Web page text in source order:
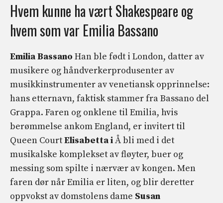
Hvem kunne ha vært Shakespeare og
hvem som var Emilia Bassano
Emilia Bassano Han ble født i London, datter av
musikere og håndverkerprodusenter av
musikkinstrumenter av venetiansk opprinnelse:
hans etternavn, faktisk stammer fra Bassano del
Grappa. Faren og onklene til Emilia, hvis
berømmelse ankom England, er invitert til
Queen CourtElisabetta iÅ bli med i det
musikalske komplekset av fløyter, buer og
messing som spilte i nærvær av kongen. Men
faren dør når Emilia er liten, og blir deretter
oppvokst av domstolens dame Susan